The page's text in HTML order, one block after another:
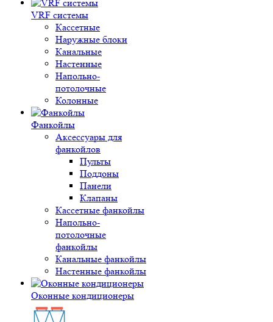
VRF системы
Кассетные
Наружные блоки
Канальные
Настенные
Напольно-
потолочные
Колонные
Фанкойлы
Аксессуары для
фанкойлов
Пульты
Поддоны
Панели
Клапаны
Кассетные фанкойлы
Напольно-
потолочные
фанкойлы
Канальные фанкойлы
Настенные фанкойлы
Оконные кондиционеры